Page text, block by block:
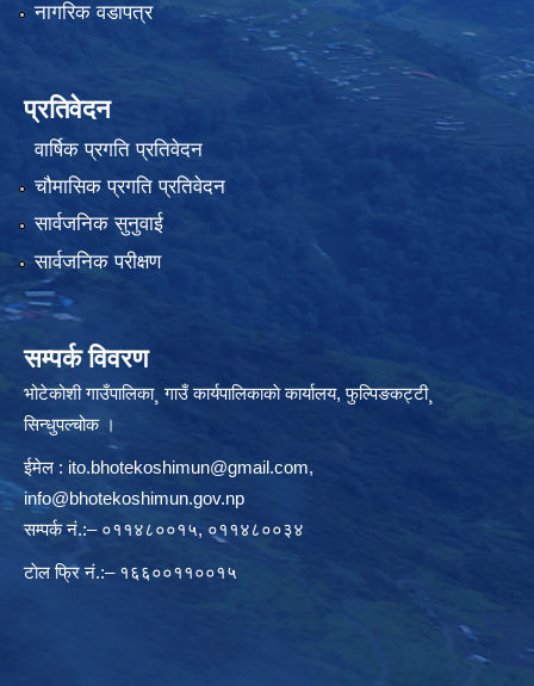
नागरिक वडापत्र
प्रतिवेदन
वार्षिक प्रगति प्रतिवेदन
चौमासिक प्रगति प्रतिवेदन
सार्वजनिक सुनुवाई
सार्वजनिक परीक्षण
सम्पर्क विवरण
भोटेकोशी गाउँपालिका¸ गाउँ कार्यपालिकाकाे कार्यालय, फुल्पिङकट्टी¸
सिन्धुपल्चोक ।
ईमेल : ito.bhotekoshimun@gmail.com,
info@bhotekoshimun.gov.np
सम्पर्क नं.:– ०११४८००१५, ०११४८००३४
टाेल फ्रि नं.:– १६६००११००१५